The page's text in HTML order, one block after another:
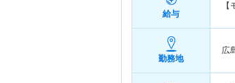
給与
勤務地
広